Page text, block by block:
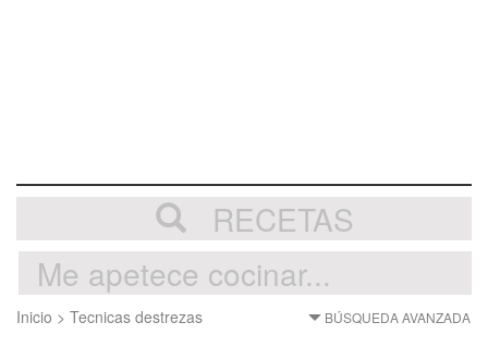
RECETAS
Inicio > Tecnicas destrezas BÚSQUEDA AVANZADA